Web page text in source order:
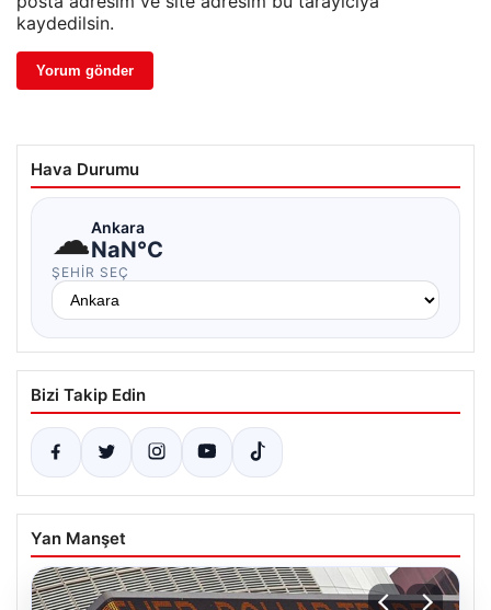
kaydedilsin.
Hava Durumu
☁Ankara
NaN°C
ŞEHIR SEÇ
Bizi Takip Edin
Yan Manşet